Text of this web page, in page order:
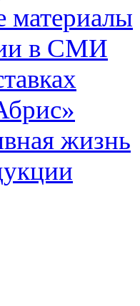
материалы
в СМИ
жизнь